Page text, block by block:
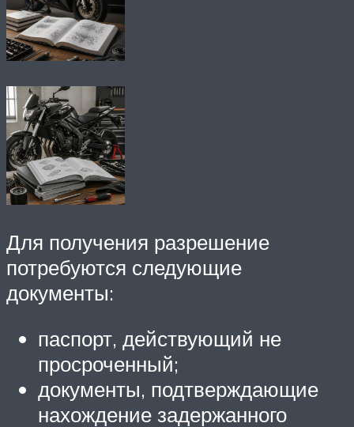
Для получения разрешение
потребуются следующие
документы:
паспорт, действующий не
просроченный;
документы, подтверждающие
нахождение задержанного